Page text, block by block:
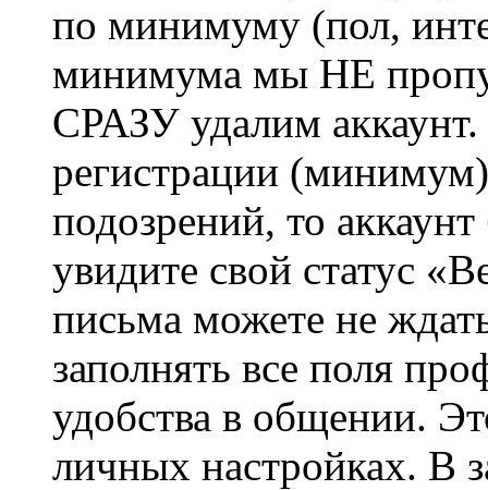
по минимуму (пол,
минимума мы НЕ
СРАЗУ удалим
регистрации
подозрений, то
увидите свой статус
письма можете не
заполнять все поля
удобства в общении.
личных настройках. В